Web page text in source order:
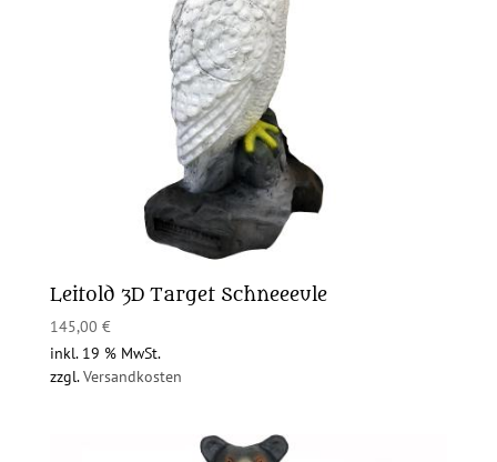
Leitold 3D Target Schneeeule
145,00 €
inkl. 19 % MwSt.
zzgl.Versandkosten